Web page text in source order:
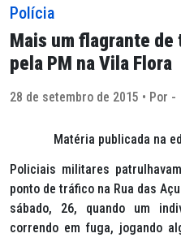
Polícia
Mais um flagrante
pela PM na Vila Flora
28 de setembro de 2015 • Por -
Matéria publicada na
Policiais militares
ponto de tráfico na Rua das
sábado, 26, quando um
correndo em fuga, jogando